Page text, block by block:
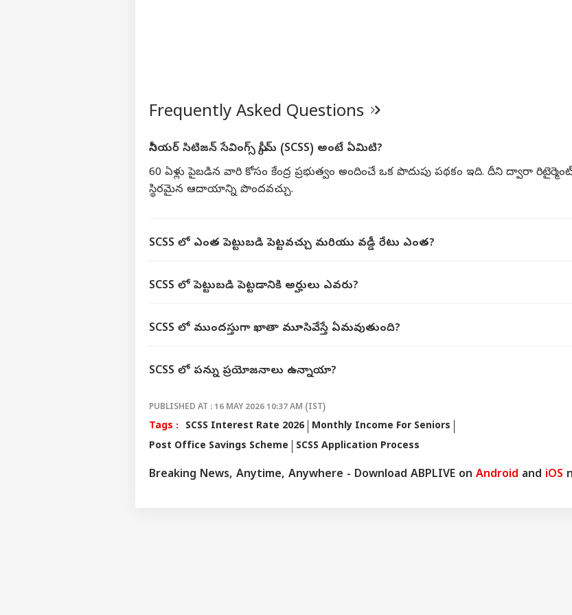
Frequently Asked Questions
సీనియర్ సిటిజన్ సేవింగ్స్ స్కీమ్ (SCSS) అంటే ఏమిటి?
60 ఏళ్లు పైబడిన వారి కోసం కేంద్ర ప్రభుత్వం అందించే ఒక పొదుపు పథకం ఇది. దీని ద్వారా
స్థిరమైన ఆదాయాన్ని పొందవచ్చు.
SCSS లో ఎంత పెట్టుబడి పెట్టవచ్చు మరియు వడ్డీ రేటు ఎంత?
SCSS లో పెట్టుబడి పెట్టడానికి అర్హులు ఎవరు?
SCSS లో ముందస్తుగా ఖాతా మూసివేస్తే ఏమవుతుంది?
SCSS లో పన్ను ప్రయోజనాలు ఉన్నాయా?
PUBLISHED AT : 16 MAY 2026 10:37 AM (IST)
Tags : SCSS Interest Rate 2026
Monthly Income For Seniors
Post Office Savings Scheme
SCSS Application Process
Breaking News, Anytime, Anywhere - Download ABPLIVE on Android and iOS